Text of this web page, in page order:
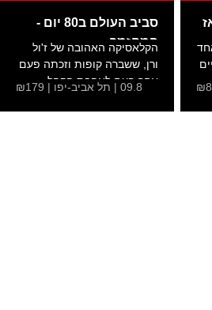
סביב העולם ב80 יום -
המחזמר
הקלאסיקה האהובה של ז'ול
ורן, ששברה קופות וזכתה פעם
אחר פעם לאהבת הקהל...
09.8 | תל אביב-יפו | ₪179